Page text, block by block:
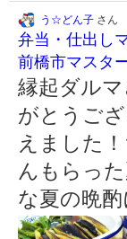
う☆どん子 さん
弁当・仕出し
前橋市マスタ
縁起ダル
がとうご
えました
んもらっ
な夏の晩